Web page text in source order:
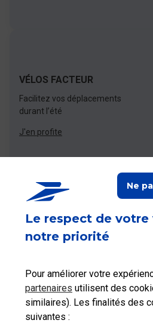
Le respect de votre
notre priorité
Pour améliorer votre
partenaires utilisent des
similaires). Les finalités des
suivantes :
Ne
VÉLOS FACTEUR
Facilitez vos déplacements
durant l’été
J'en profite
Accédez à toute